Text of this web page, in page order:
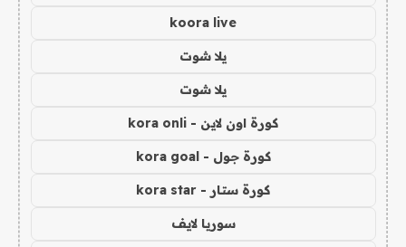
koora live
يلا شوت
يلا شوت
كورة اون لاين - kora onli
كورة جول - kora goal
كورة ستار - kora star
سوريا لايف